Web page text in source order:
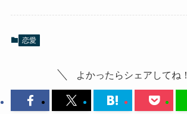
恋愛
よかったらシェアしてね！